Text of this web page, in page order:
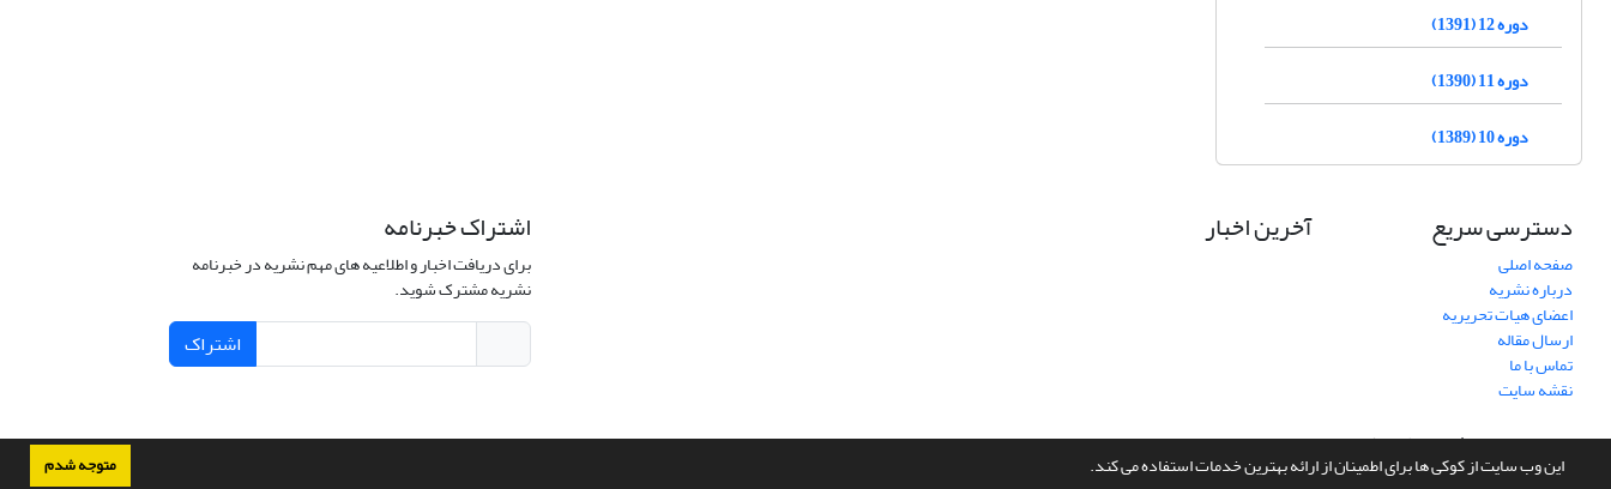
این وب سایت از کوکی ها برای اطمینان از ارائه بهترین خدمات استفاده می کند. متوجه شدم
دوره 12 (1391)
دوره 11 (1390)
دوره 10 (1389)
دسترسی سریع
صفحه اصلی
درباره نشریه
اعضای هیات تحریریه
ارسال مقاله
تماس با ما
نقشه سایت
آخرین اخبار اشتراک خبرنامه
برای دریافت اخبار و اطلاعیه های مهم نشریه در خبرنامه
نشریه مشترک شوید.
اشتراک
سامانه مدیریت نشریات علمی.طراحی و پیاده سازی ازسیناوب